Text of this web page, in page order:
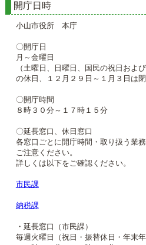
開庁日時
小山市役所 本庁
〇開庁日
月～金曜日
（土曜日、日曜日、国民の祝日およ
の休日、１２月２９日～１月３日は閉
〇開庁時間
８時３０分～１７時１５分
〇延長窓口、休日窓口
各窓口ごとに開庁時間・取り扱う業
ご注意ください。
詳しくは以下をご確認ください。
市民課
納税課
・延長窓口（市民課）
毎週火曜日（祝日・振替休日・年末年